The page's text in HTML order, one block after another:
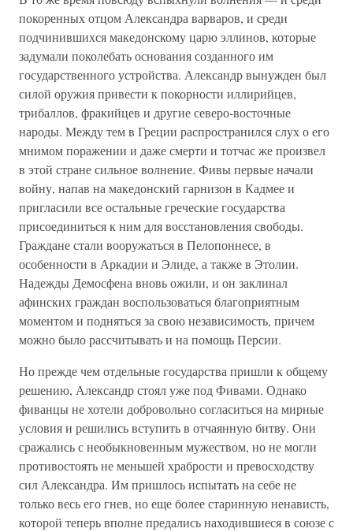
покоренных отцом Александра варваров, и среди
подчинившихся македонскому царю эллинов, которые
задумали поколебать основания созданного им
государственного устройства. Александр вынужден был
силой оружия привести к покорности иллирийцев,
трибаллов, фракийцев и другие северо-восточные
народы. Между тем в Греции распространился слух о его
мнимом поражении и даже смерти и тотчас же произвел
в этой стране сильное волнение. Фивы первые начали
войну, напав на македонский гарнизон в Кадмее и
пригласили все остальные греческие государства
присоединиться к ним для восстановления свободы.
Граждане стали вооружаться в Пелопоннесе, в
особенности в Аркадии и Элиде, а также в Этолии.
Надежды Демосфена вновь ожили, и он заклинал
афинских граждан воспользоваться благоприятным
моментом и подняться за свою независимость, причем
можно было рассчитывать и на помощь Персии.
Но прежде чем отдельные государства пришли к общему
решению, Александр стоял уже под Фивами. Однако
фиванцы не хотели добровольно согласиться на мирные
условия и решились вступить в отчаянную битву. Они
сражались с необыкновенным мужеством, но не могли
противостоять не меньшей храбрости и превосходству
сил Александра. Им пришлось испытать на себе не
только весь его гнев, но еще более старинную ненависть,
которой теперь вполне предались находившиеся в союзе с